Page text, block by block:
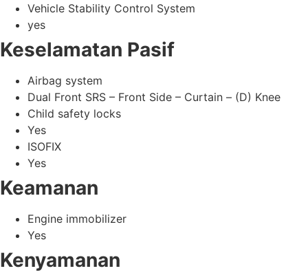
Vehicle Stability Control System
yes
Keselamatan Pasif
Airbag system
Dual Front SRS – Front Side – Curtain – (D) Knee
Child safety locks
Yes
ISOFIX
Yes
Keamanan
Engine immobilizer
Yes
Kenyamanan